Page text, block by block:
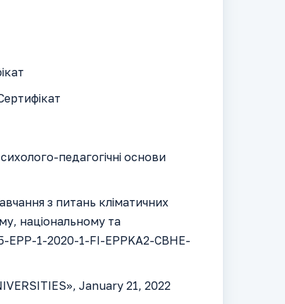
педагогічні основи
з питань кліматичних
національному та
EPP-1-2020-1-FI-EPPKA2-CBHE-
January 21, 2022